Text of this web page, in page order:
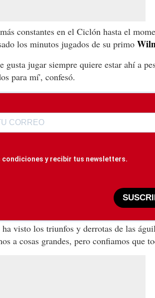
constantes en el Ciclón hasta el
los minutos jugados de su primo
gusta jugar siempre quiere estar ahí a
para mí', confesó.
condiciones y recibir tus newsletters.
visto los triunfos y derrotas de las
a cosas grandes, pero confiamos que